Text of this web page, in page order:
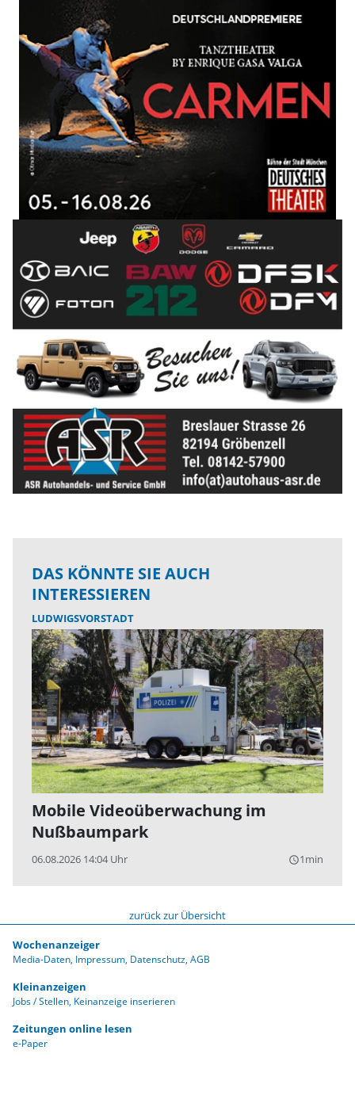
DAS KÖNNTE SIE AUCH
INTERESSIEREN
LUDWIGSVORSTADT
Mobile Videoüberwachung im
Nußbaumpark
06.08.2026 14:04 Uhr query_builder1min
zurück zur Übersicht
Wochenanzeiger
Media-Daten Impressum Datenschutz AGB
Kleinanzeigen
Jobs / Stellen Keinanzeige inserieren
Zeitungen online lesen
e-Paper